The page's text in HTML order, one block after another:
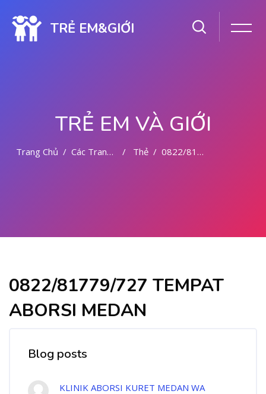
TRẺ EM&GIỚI
TRẺ EM VÀ GIỚI
Trang Chủ Các Trang Của Hệ Thống Thẻ 0822/81779/727 TEMPAT ABORSI MEDAN
0822/81779/727 TEMPAT
ABORSI MEDAN
Blog posts
KLINIK ABORSI KURET MEDAN WA